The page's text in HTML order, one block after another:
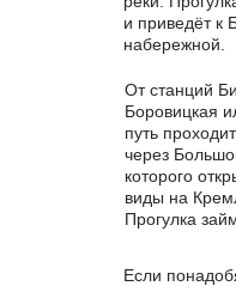
и приведёт к
набережной.
От станций
Боровицкая
путь
через
которого
виды на
Прогулка
Если